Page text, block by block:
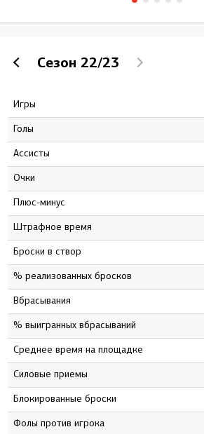
Сезон 22/23
Игры
Голы
Ассисты
Очки
Плюс-минус
штрафное время
Броски в створ
% реализованных бросков
Вбрасывания
% выигранных вбрасываний
Среднее время на площадке
Силовые приемы
Блокированные броски
Фолы против игрока